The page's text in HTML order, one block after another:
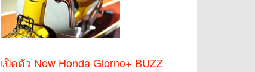
เปิดตัว New Honda Giorno+ BUZZ